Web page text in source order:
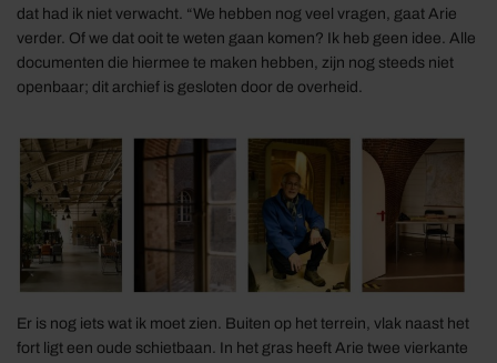
dat had ik niet verwacht. “We hebben nog veel vragen, gaat Arie
verder. Of we dat ooit te weten gaan komen? Ik heb geen idee. Alle
documenten die hiermee te maken hebben, zijn nog steeds niet
openbaar; dit archief is gesloten door de overheid.
Er is nog iets wat ik moet zien. Buiten op het terrein, vlak naast het
fort ligt een oude schietbaan. In het gras heeft Arie twee vierkante